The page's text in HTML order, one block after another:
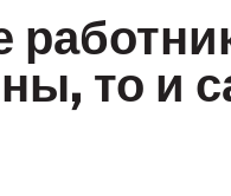
то и